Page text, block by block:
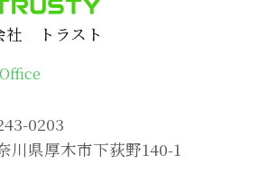
社 トラスト
0203
川県厚木市下荻野140-1